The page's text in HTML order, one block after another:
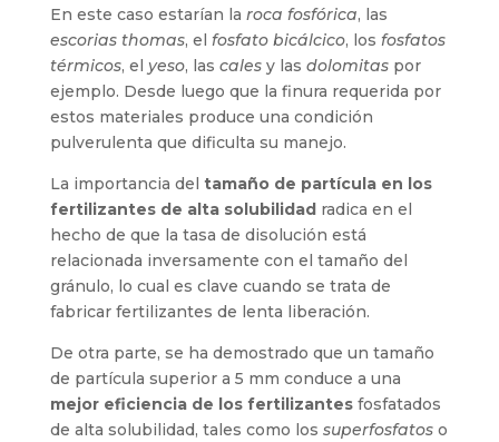
En este caso estarían la roca fosfórica, las
escorias thomas, el fosfato bicálcico, los fosfatos
térmicos, el yeso, las calesy las dolomitaspor
ejemplo. Desde luego que la finura requerida por
estos materiales produce una condición
pulverulenta que dificulta su manejo.
La importancia del tamaño de partícula en los
fertilizantes de alta solubilidadradica en el
hecho de que la tasa de disolución está
relacionada inversamente con el tamaño del
gránulo, lo cual es clave cuando se trata de
fabricar fertilizantes de lenta liberación.
De otra parte, se ha demostrado que un tamaño
de partícula superior a 5 mm conduce a una
mejor eficiencia de los fertilizantesfosfatados
de alta solubilidad, tales como los superfosfatoso